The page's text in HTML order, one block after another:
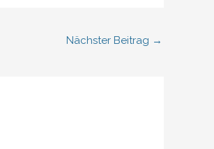
Nächster Beitrag →